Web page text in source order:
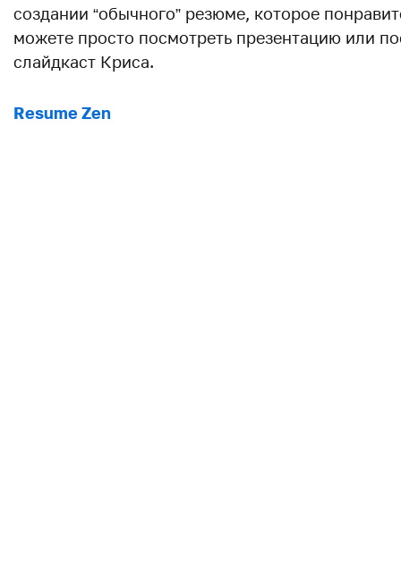
создании “обычного” резюме, которое
можете просто посмотреть презентацию или
слайдкаст Криса.
Resume Zen